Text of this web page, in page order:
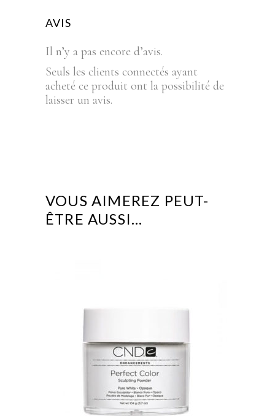
AVIS
Il n’y a pas encore d’avis.
Seuls les clients connectés ayant
acheté ce produit ont la possibilité de
laisser un avis.
VOUS AIMEREZ PEUT-
ÊTRE AUSSI…